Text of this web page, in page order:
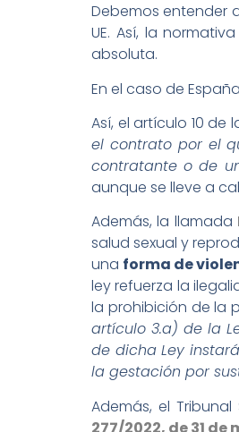
Debemos entender
UE. Así, la
absoluta.
En el caso de
Así, el artículo 10 de
el contrato por el
contratante o de
aunque se lleve a
Además, la llamada
salud sexual y
una forma de
ley refuerza la
la prohibición de la
artículo 3.a) de la
de dicha Ley
la gestación por
Además, el
277/2022, de 31 de